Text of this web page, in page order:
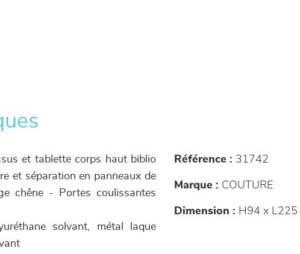
et tablette corps haut biblio
et séparation en panneaux de
chêne - Portes coulissantes
solvant, métal laque
Référence : 31742
Marque : COUTURE
Dimension : H94 x L225